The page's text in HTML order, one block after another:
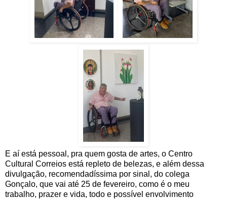
E aí está pessoal, pra quem gosta de artes, o Centro
Cultural Correios está repleto de belezas, e além dessa
divulgação, recomendadíssima por sinal, do colega
Gonçalo, que vai até 25 de fevereiro, como é o meu
trabalho, prazer e vida, todo e possível envolvimento